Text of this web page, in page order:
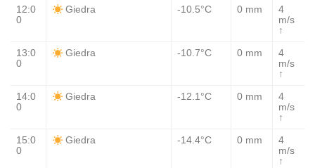
12:0
0
Giedra -10.5°C 0 mm
4
m/s
↑
13:0
0
Giedra -10.7°C 0 mm
4
m/s
↑
14:0
0
Giedra -12.1°C 0 mm
4
m/s
↑
15:0
0
Giedra -14.4°C 0 mm
4
m/s
↑